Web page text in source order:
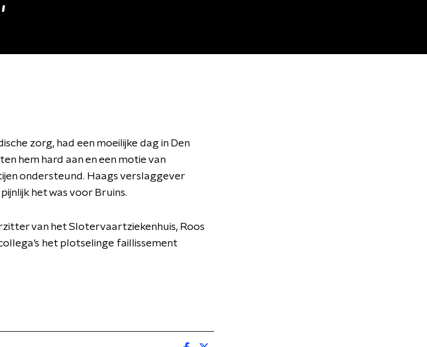
zorg, had een moeilijke dag in Den
hem hard aan en een motie van
ondersteund. Haags verslaggever
het was voor Bruins.
van het Slotervaartziekenhuis, Roos
het plotselinge faillissement